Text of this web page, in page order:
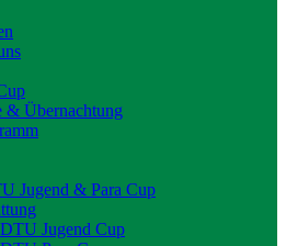
& Übernachtung
Jugend & Para Cup
Jugend Cup